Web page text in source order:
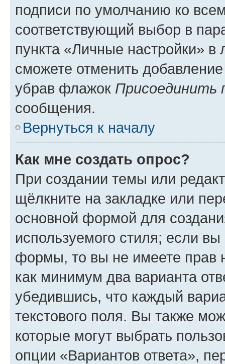
подписи по умолчанию ко
соответствующий выбор в
пункта «Личные настройки»
сможете отменить
убрав флажок Присоединить
сообщения.
Вернуться к началу
Как мне создать опрос?
При создании темы или
щёлкните на закладке или
основной формой для
используемого стиля; если
формы, то вы не имеете прав
как минимум два варианта
убедившись, что каждый
текстового поля. Вы также
которые могут выбрать
опции «Вариантов ответа»,